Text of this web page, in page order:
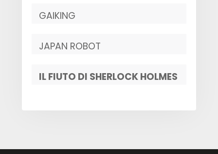
GAIKING
JAPAN ROBOT
IL FIUTO DI SHERLOCK HOLMES